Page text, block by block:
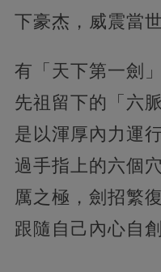
下豪杰，威震當世
有「天下第一劍
先祖留下的「六
是以渾厚內力運
過手指上的六個
厲之極，劍招繁
跟隨自己內心自創